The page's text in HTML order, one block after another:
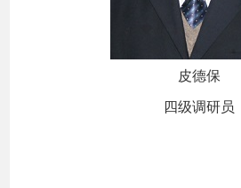
皮德保
四级调研员